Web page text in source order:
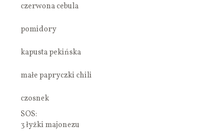
czerwona cebula
pomidory
kapusta pekińska
małe papryczki chili
czosnek
SOS:
3 łyżki majonezu